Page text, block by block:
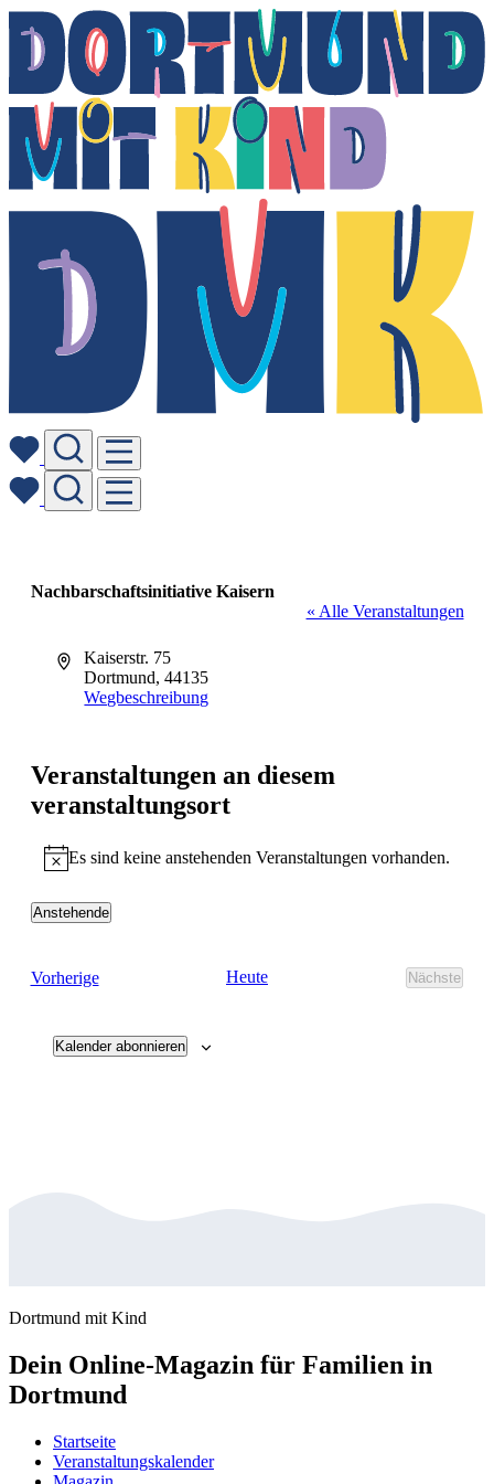
Nachbarschaftsinitiative Kaisern
« Alle Veranstaltungen
AdresseKaiserstr. 75
Dortmund, 44135
Wegbeschreibung
Veranstaltungen an diesem
veranstaltungsort
Hinweis
Es sind keine anstehenden Veranstaltungen vorhanden.
Anstehende
VorherigeVeranstaltungen Heute
Nächste
Kalender abonnieren
Dortmund mit Kind
Dein Online-Magazin für Familien in
Dortmund
Startseite
Veranstaltungskalender